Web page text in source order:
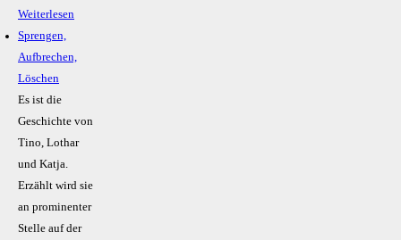
Weiterlesen
Sprengen,
Aufbrechen,
Löschen
Es ist die
Geschichte von
Tino, Lothar
und Katja.
Erzählt wird sie
an prominenter
Stelle auf der